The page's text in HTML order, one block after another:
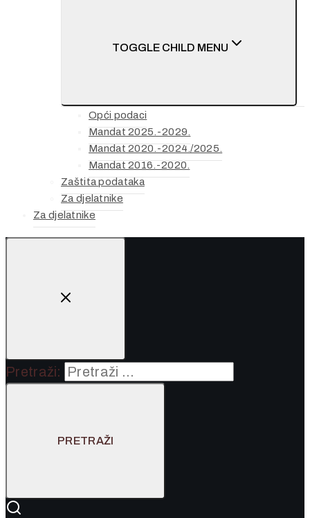
TOGGLE CHILD MENU
Opći podaci
Mandat 2025.-2029.
Mandat 2020.-2024./2025.
Mandat 2016.-2020.
Zaštita podataka
Za djelatnike
Za djelatnike
Pretraži: